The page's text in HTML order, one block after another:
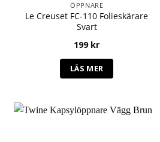
ÖPPNARE
Le Creuset FC-110 Folieskärare
Svart
199 kr
LÄS MER